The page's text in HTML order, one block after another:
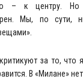
– к центру.
Мы, по сути,
за то,
В «Милане»